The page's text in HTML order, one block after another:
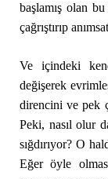
başlamış olan
çağrıştırıp
Ve içindeki
değişerek
direncini ve pek
Peki, nasıl olur
sığdırıyor? O
Eğer öyle